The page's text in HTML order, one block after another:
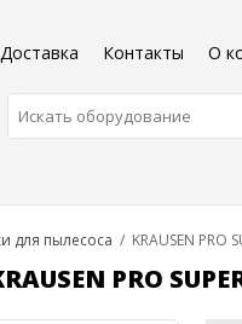
Доставка Контакты О
для пылесоса / KRAUSEN PRO
PRO